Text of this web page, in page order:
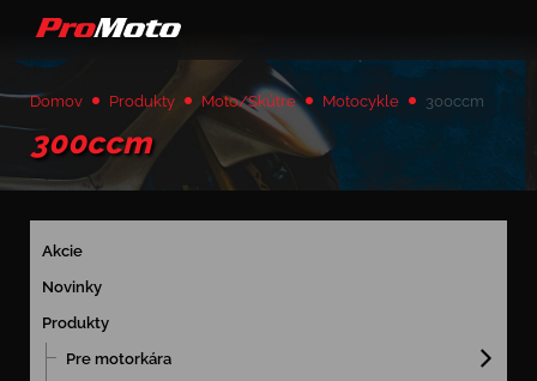
Domov Produkty Moto/Skútre Motocykle 300ccm
300ccm
Akcie
Novinky
Produkty
Pre motorkára